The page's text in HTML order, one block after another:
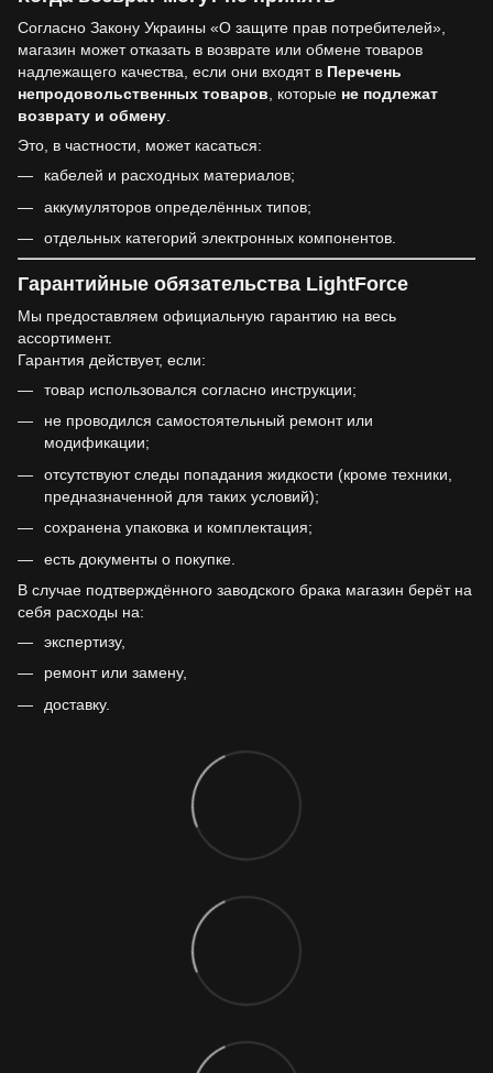
Согласно Закону Украины «О защите прав потребителей»,
магазин может отказать в возврате или обмене товаров
надлежащего качества, если они входят в Перечень
непродовольственных товаров, которые не подлежат
возврату и обмену.
Это, в частности, может касаться:
кабелей и расходных материалов;
аккумуляторов определённых типов;
отдельных категорий электронных компонентов.
Гарантийные обязательства LightForce
Мы предоставляем официальную гарантию на весь
ассортимент.
Гарантия действует, если:
товар использовался согласно инструкции;
не проводился самостоятельный ремонт или
модификации;
отсутствуют следы попадания жидкости (кроме техники,
предназначенной для таких условий);
сохранена упаковка и комплектация;
есть документы о покупке.
В случае подтверждённого заводского брака магазин берёт на
себя расходы на:
экспертизу,
ремонт или замену,
доставку.